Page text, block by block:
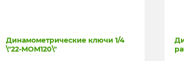
Динамометрические ключи 1/4
\"22-MOM120\"